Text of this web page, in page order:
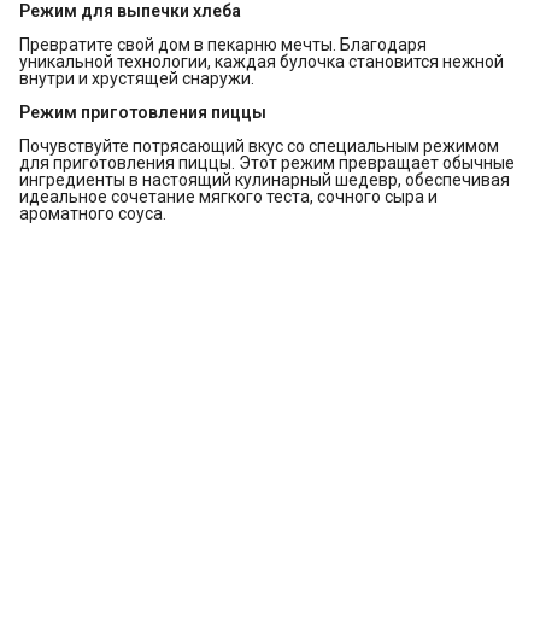
Режим для выпечки хлеба
Превратите свой дом в пекарню мечты. Благодаря
уникальной технологии, каждая булочка становится нежной
внутри и хрустящей снаружи.
Режим приготовления пиццы
Почувствуйте потрясающий вкус со специальным режимом
для приготовления пиццы. Этот режим превращает обычные
ингредиенты в настоящий кулинарный шедевр, обеспечивая
идеальное сочетание мягкого теста, сочного сыра и
ароматного соуса.